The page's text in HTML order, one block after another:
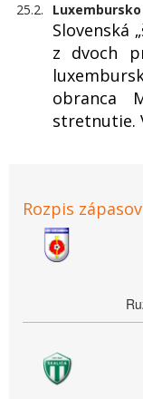
25.2. Luxembursko
Slovenská
z dvoch
obranca
stretnutie.
Rozpis zápasov